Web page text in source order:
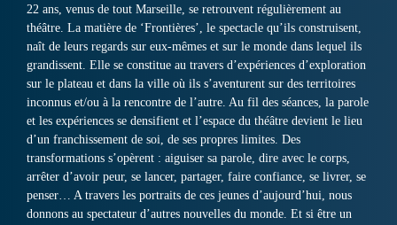
22 ans, venus de tout Marseille, se retrouvent régulièrement au
théâtre. La matière de ‘Frontières’, le spectacle qu’ils construisent,
naît de leurs regards sur eux-mêmes et sur le monde dans lequel ils
grandissent. Elle se constitue au travers d’expériences d’exploration
sur le plateau et dans la ville où ils s’aventurent sur des territoires
inconnus et/ou à la rencontre de l’autre. Au fil des séances, la parole
et les expériences se densifient et l’espace du théâtre devient le lieu
d’un franchissement de soi, de ses propres limites. Des
transformations s’opèrent : aiguiser sa parole, dire avec le corps,
arrêter d’avoir peur, se lancer, partager, faire confiance, se livrer, se
penser… A travers les portraits de ces jeunes d’aujourd’hui, nous
donnons au spectateur d’autres nouvelles du monde. Et si être un